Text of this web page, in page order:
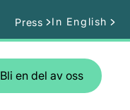
Press In English
Bli en del av oss